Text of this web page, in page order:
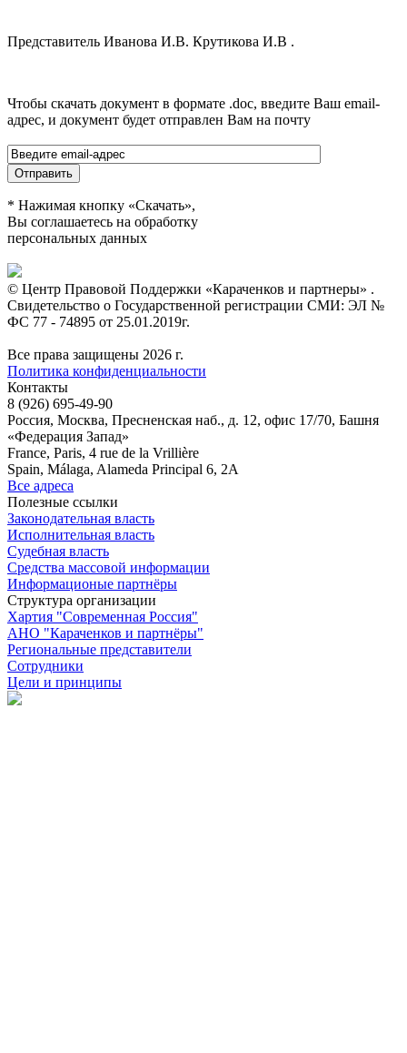
Представитель Иванова И.В. Крутикова И.В .
Чтобы скачать документ в формате .doc, введите Ваш email-
адрес, и документ будет отправлен Вам на почту
* Нажимая кнопку «Скачать»,
Вы соглашаетесь на обработку
персональных данных
© Центр Правовой Поддержки «Караченков и партнеры» .
Свидетельство о Государственной регистрации СМИ: ЭЛ №
ФС 77 - 74895 от 25.01.2019г.
Все права защищены 2026 г.
Политика конфиденциальности
Контакты
8 (926) 695-49-90
Россия, Москва, Пресненская наб., д. 12, офис 17/70, Башня
«Федерация Запад»
France, Paris, 4 rue de la Vrillière
Spain, Málaga, Alameda Principal 6, 2A
Все адреса
Полезные ссылки
Законодательная власть
Исполнительная власть
Судебная власть
Средства массовой информации
Информационые партнёры
Структура организации
Хартия "Современная Россия"
АНО "Караченков и партнёры"
Региональные представители
Сотрудники
Цели и принципы